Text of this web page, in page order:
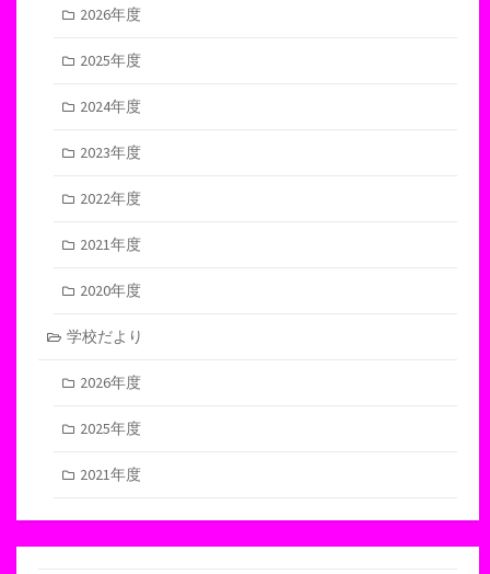
2026年度
2025年度
2024年度
2023年度
2022年度
2021年度
2020年度
学校だより
2026年度
2025年度
2021年度